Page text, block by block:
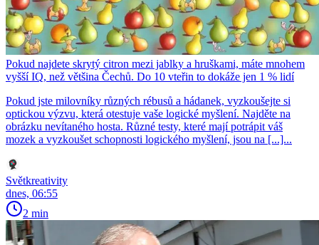
Pokud najdete skrytý citron mezi jablky a hruškami, máte mnohem
vyšší IQ, než většina Čechů. Do 10 vteřin to dokáže jen 1 % lidí
Pokud jste milovníky různých rébusů a hádanek, vyzkoušejte si
optickou výzvu, která otestuje vaše logické myšlení. Najděte na
obrázku nevítaného hosta. Různé testy, které mají potrápit váš
mozek a vyzkoušet schopnosti logického myšlení, jsou na [...]...
Světkreativity
dnes, 06:55
2 min